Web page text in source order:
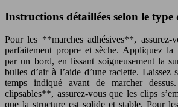
Instructions détaillées selon le type
Pour les **marches adhésives**, assurez-
parfaitement propre et sèche. Appliquez la
par un bord, en lissant soigneusement la
bulles d’air à l’aide d’une raclette. Laissez
temps indiqué avant de marcher
clipsables**, assurez-vous que les clips
que la structure est solide et stable. Pour